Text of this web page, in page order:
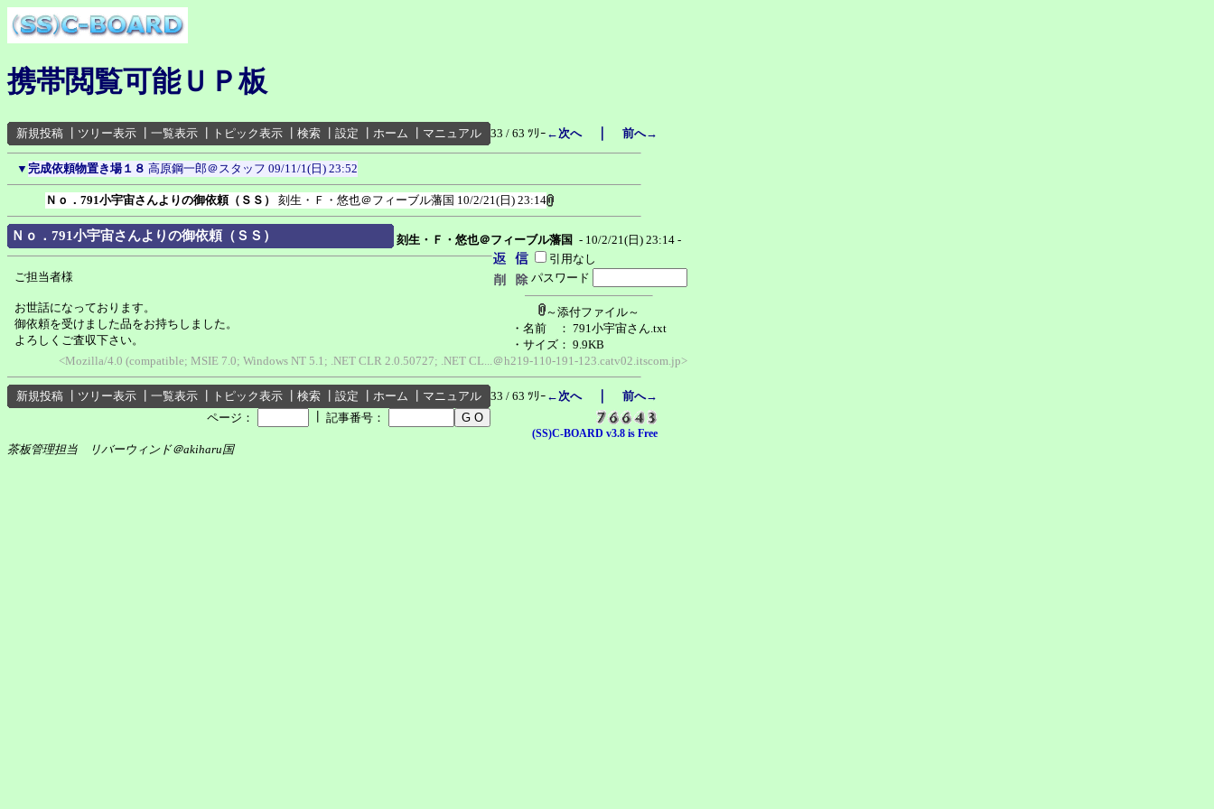
携帯閲覧可能ＵＰ板
新規投稿 ツリー表示 一覧表示 トピック表示 検索 設定 ホーム マニュアル 33 / 63 ﾂﾘｰ ←次へ｜ 前へ→
▼ 完成依頼物置き場１８ 高原鋼一郎＠スタッフ 09/11/1(日) 23:52
Ｎｏ．791小宇宙さんよりの御依頼（ＳＳ） 刻生・Ｆ・悠也＠フィーブル藩国 10/2/21(日) 23:14
Ｎｏ．791小宇宙さんよりの御依頼（ＳＳ） 刻生・Ｆ・悠也＠フィーブル藩国 - 10/2/21(日) 23:14 -
引用なし
パスワード
～添付ファイル～
・名前
： 791小宇宙さん.txt
・サイズ ： 9.9KB
ご担当者様
お世話になっております。
御依頼を受けました品をお持ちしました。
よろしくご査収下さい。
<Mozilla/4.0 (compatible; MSIE 7.0; Windows NT 5.1; .NET CLR 2.0.50727; .NET CL...＠h219-110-191-123.catv02.itscom.jp>
新規投稿 ツリー表示 一覧表示 トピック表示 検索 設定 ホーム マニュアル 33 / 63 ﾂﾘｰ ←次へ｜ 前へ→
ページ：
記事番号：
(SS)C-BOARD v3.8 is Free
茶板管理担当 リバーウィンド＠akiharu国